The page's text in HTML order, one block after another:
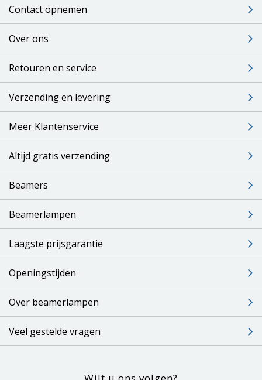
Contact opnemen
Over ons
Retouren en service
Verzending en levering
Meer Klantenservice
Altijd gratis verzending
Beamers
Beamerlampen
Laagste prijsgarantie
Openingstijden
Over beamerlampen
Veel gestelde vragen